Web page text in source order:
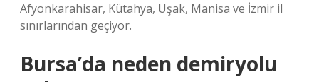
Afyonkarahisar, Kütahya, Uşak, Manisa ve İzmir il
sınırlarından geçiyor.
Bursa’da neden demiryolu